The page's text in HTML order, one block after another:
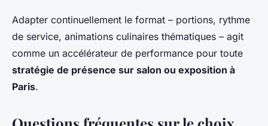
Adapter continuellement le format – portions, rythme
de service, animations culinaires thématiques – agit
comme un accélérateur de performance pour toute
stratégie de présence sur salon ou exposition à
Paris.